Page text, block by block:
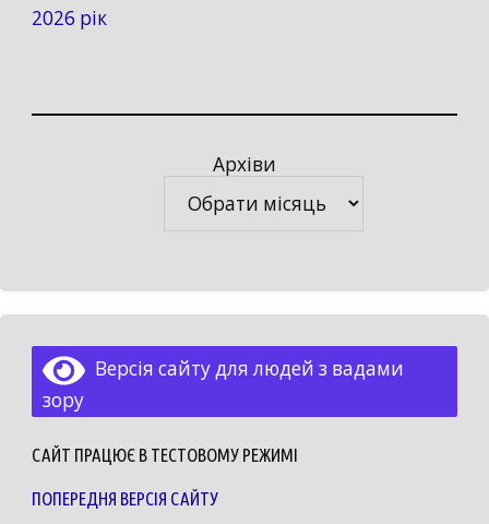
2026 рік
Архіви
Версія сайту для людей з вадами
зору
САЙТ ПРАЦЮЄ В ТЕСТОВОМУ РЕЖИМІ
ПОПЕРЕДНЯ ВЕРСІЯ САЙТУ